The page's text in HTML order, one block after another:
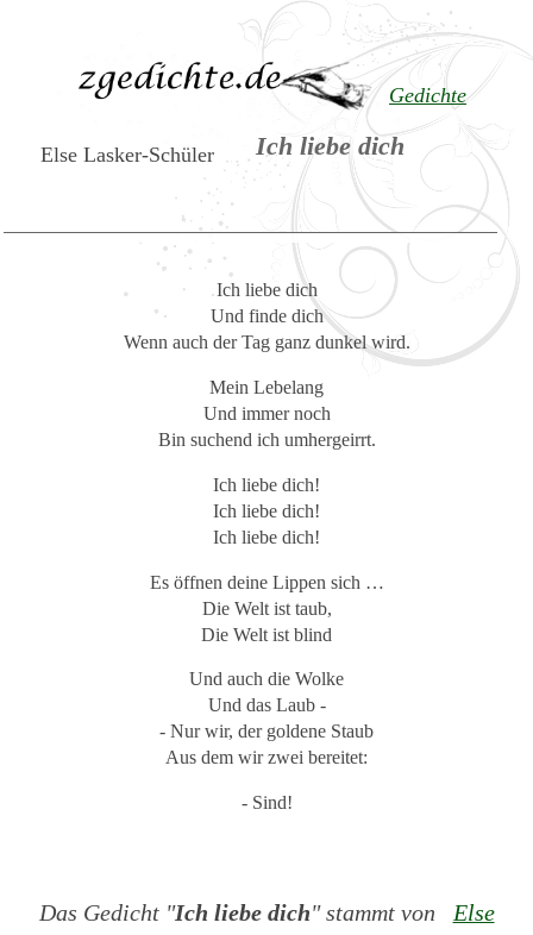
Gedichte
Ich liebe dich
Else Lasker-Schüler
Ich liebe dich
Und finde dich
Wenn auch der Tag ganz dunkel wird.
Mein Lebelang
Und immer noch
Bin suchend ich umhergeirrt.
Ich liebe dich!
Ich liebe dich!
Ich liebe dich!
Es öffnen deine Lippen sich …
Die Welt ist taub,
Die Welt ist blind
Und auch die Wolke
Und das Laub -
- Nur wir, der goldene Staub
Aus dem wir zwei bereitet:
- Sind!
Das Gedicht "Ich liebe dich" stammt von
Else